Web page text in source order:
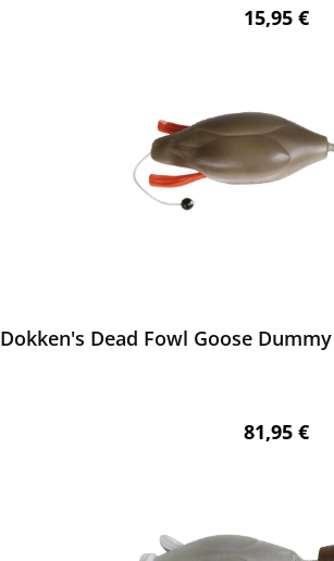
Regulärer
15,95 €
Dokken's Dead Fowl Goose
Regulärer
81,95 €